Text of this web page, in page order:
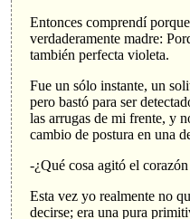
Entonces comprendí
verdaderamente madre:
también perfecta violeta.
Fue un sólo instante, un
pero bastó para ser
las arrugas de mi frente, y
cambio de postura en una
-¿Qué cosa agitó el
Esta vez yo realmente no
decirse; era una pura